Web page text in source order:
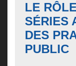
LE
SÉRIES
DES
PUBLIC